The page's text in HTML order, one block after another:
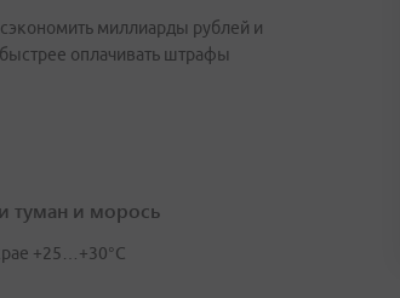
миллиарды рублей и
оплачивать штрафы
туман и морось
+25…+30°C